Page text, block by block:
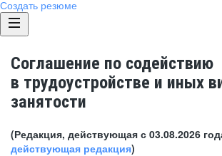
Создать резюме
Соглашение по содействию
в трудоустройстве и иных
занятости
(Редакция, действующая с 03.08.2026
действующая редакция)